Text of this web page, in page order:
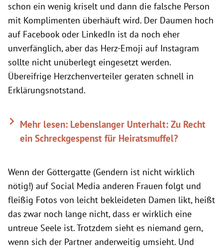
schon ein wenig kriselt und dann die falsche Person
mit Komplimenten überhäuft wird. Der Daumen hoch
auf Facebook oder LinkedIn ist da noch eher
unverfänglich, aber das Herz-Emoji auf Instagram
sollte nicht unüberlegt eingesetzt werden.
Übereifrige Herzchenverteiler geraten schnell in
Erklärungsnotstand.
Mehr lesen: Lebenslanger Unterhalt: Zu Recht
ein Schreckgespenst für Heiratsmuffel?
Wenn der Göttergatte (Gendern ist nicht wirklich
nötig!) auf Social Media anderen Frauen folgt und
fleißig Fotos von leicht bekleideten Damen likt, heißt
das zwar noch lange nicht, dass er wirklich eine
untreue Seele ist. Trotzdem sieht es niemand gern,
wenn sich der Partner anderweitig umsieht. Und